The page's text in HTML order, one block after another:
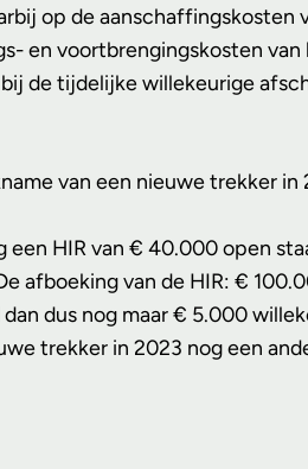
op de
en voortbrengingskosten
de tijdelijke willekeurige
van een nieuwe trekker
een HIR van € 40.000 open
afboeking van de HIR: €
dus nog maar € 5.000
trekker in 2023 nog een